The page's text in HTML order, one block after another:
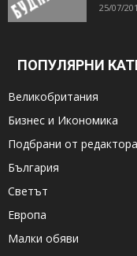
25/07/
ПОПУЛЯРНИ
Великобритания
Бизнес и Икономика
Подбрани от редактора
България
Светът
Европа
Малки обяви